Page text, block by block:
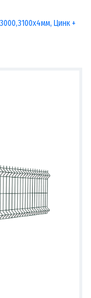
Цинк +